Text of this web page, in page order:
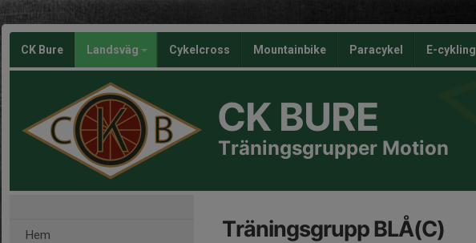
CK Bure Landsväg Cykelcross Mountainbike Paracykel E-cykling
CK BURE
Träningsgrupper Motion
Hem Träningsgrupp BLÅ(C)